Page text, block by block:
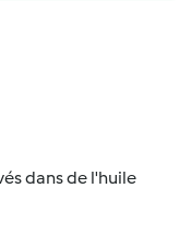
dans de l'huile